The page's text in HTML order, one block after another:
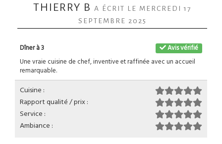
THIERRY B A ÉCRIT LE MERCREDI 17
SEPTEMBRE 2025
Avis vérifié
Dîner à 3
Une vraie cuisine de chef, inventive et raffinée avec un accueil
remarquable.
Cuisine :
Rapport qualité / prix :
Service :
Ambiance :